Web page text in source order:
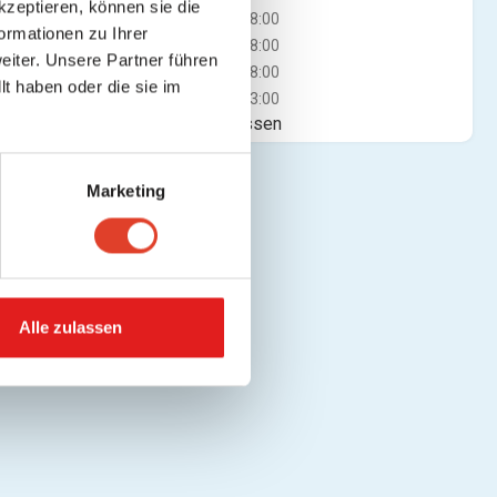
können sie die
zu Ihrer
Unsere Partner führen
haben oder die sie im
Marketing
Alle zulassen
Mi
09:00 - 18:00
Do
09:00 - 18:00
Fr
09:00 - 18:00
Sa
09:00 - 13:00
Jetzt geschlossen